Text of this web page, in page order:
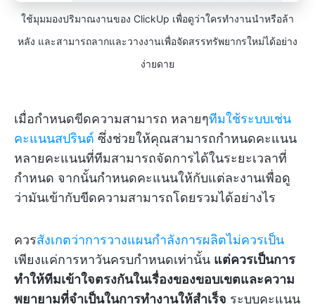
ใช้มุมมองปริมาณงานของ ClickUp เพื่อดูว่าใครทำงานนำหรือล้า
หลัง และสามารถลากและวางงานเพื่อจัดสรรทรัพยากรใหม่ได้อย่าง
ง่ายดาย
เมื่อกำหนดขีดความสามารถ หลายๆทีมใช้ระบบเช่น
คะแนนสปรินต์ ซึ่งช่วยให้คุณสามารถกำหนดคะแนน
หลายคะแนนที่ทีมสามารถจัดการได้ในระยะเวลาที่
กำหนด จากนั้นกำหนดคะแนนให้กับแต่ละงานเพื่อดู
ว่ามันเข้ากับขีดความสามารถโดยรวมได้อย่างไร
ควรสังเกตว่าการวางแผนกำลังการผลิตไม่ควรเป็น
เพียงแค่การหาวันครบกำหนดเท่านั้น แต่ควรเป็นการ
ทำให้ทีมเข้าใจตรงกันในเรื่องของขอบเขตและความ
พยายามที่จำเป็นในการทำงานให้สำเร็จ ระบบคะแนน